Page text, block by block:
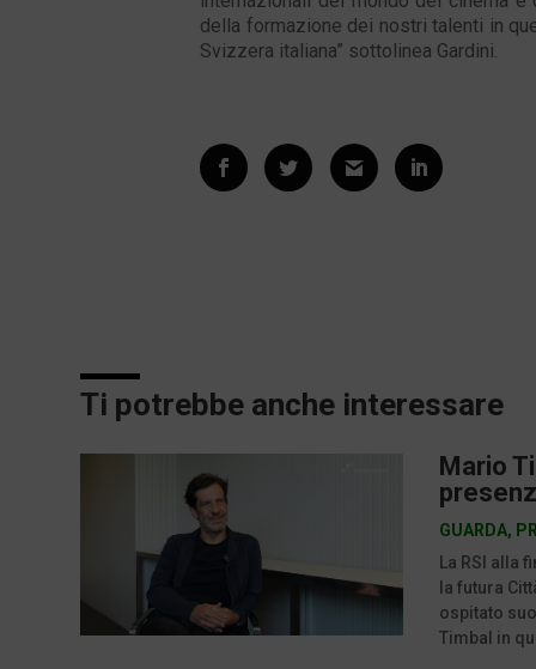
della formazione dei nostri talenti in
Svizzera italiana” sottolinea Gardini.
Ti potrebbe anche interessare
Mario
GUARDA,
La RSI alla
la futura
ospitato
Timbal in